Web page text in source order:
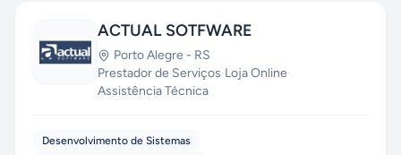
ACTUAL SOTFWARE
Porto Alegre - RS
Prestador de Serviços·Loja Online·
Assistência Técnica
Desenvolvimento de Sistemas